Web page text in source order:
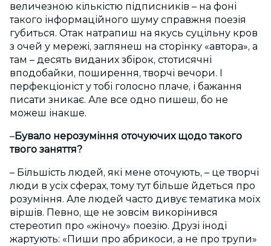
величезною кількістю підписників – на фоні
такого інформаційного шуму справжня поезія
губиться. Отак натрапиш на якусь суцільну кров
з очей у мережі, заглянеш на сторінку «автора», а
там – десять виданих збірок, стотисячні
вподобайки, поширення, творчі вечори. І
перфекціоніст у тобі голосно плаче, і бажання
писати зникає. Але все одно пишеш, бо не
можеш інакше.
–Бувало нерозуміння оточуючих щодо такого
твого заняття?
– Більшість людей, які мене оточують, – це творчі
люди в усіх сферах, тому тут більше йдеться про
розуміння. Але людей часто дивує тематика моїх
віршів. Певно, ще не зовсім викорінився
стереотип про «жіночу» поезію. Друзі іноді
жартують: «Пиши про абрикоси, а не про трупи»